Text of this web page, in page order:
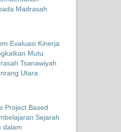
Madrasah
Evaluasi Kinerja
Mutu
Tsanawiyah
Utara
Project Based
Sejarah
dalam